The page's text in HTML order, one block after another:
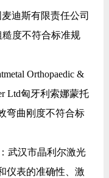
迪斯有限责任公司
糙度不符合标准规
Orthopaedic &
Ltd匈牙利索娜蒙托
弯曲刚度不符合标
汉市晶利尔激光
仪表的准确性、激